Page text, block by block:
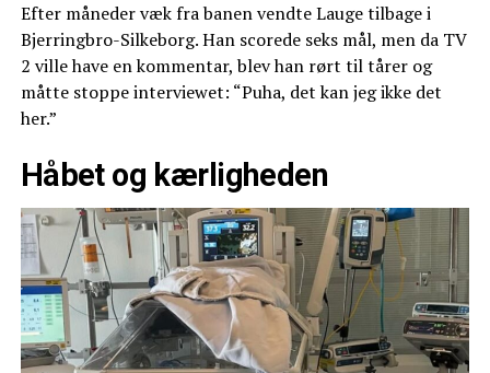
Efter måneder væk fra banen vendte Lauge tilbage i
Bjerringbro-Silkeborg. Han scorede seks mål, men da TV
2 ville have en kommentar, blev han rørt til tårer og
måtte stoppe interviewet: “Puha, det kan jeg ikke det
her.”
Håbet og kærligheden